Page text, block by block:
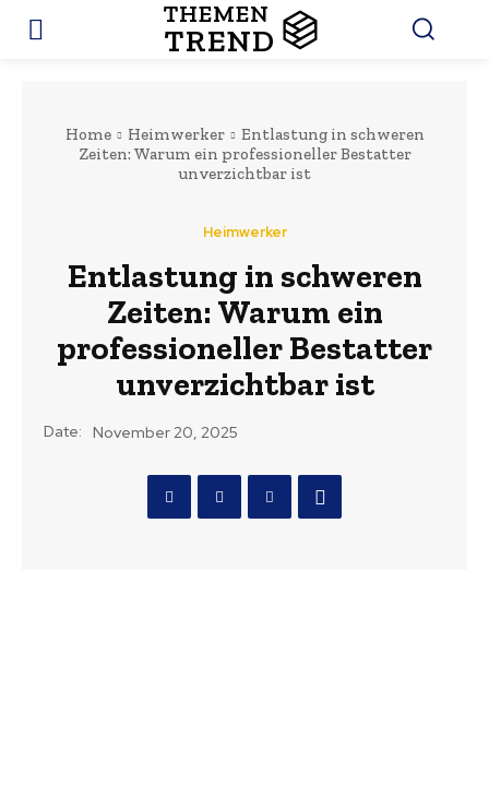
THEMEN
TREND
Home Heimwerker
Entlastung in schweren
Zeiten: Warum ein professioneller Bestatter
unverzichtbar ist
Heimwerker
Entlastung in schweren
Zeiten: Warum ein
professioneller Bestatter
unverzichtbar ist
Date: November 20, 2025